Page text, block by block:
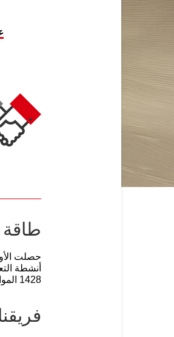
طاقة
حصلت
1428 الموافق 22 يوليو 2007 (رخصة رقم 37-07077) وبدأت ممارسة أعمالها بتاريخ 2 ربيع الآخرة 1429 الموافق 8 إبريل 2008.